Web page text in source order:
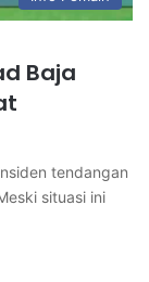
Baja
tendangan
situasi ini